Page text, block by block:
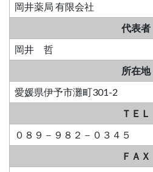
岡井薬局 有限会社
代表者
岡井 哲
所在地
愛媛県伊予市灘町301-2
ＴＥＬ
０８９－９８２－０３４５
ＦＡＸ